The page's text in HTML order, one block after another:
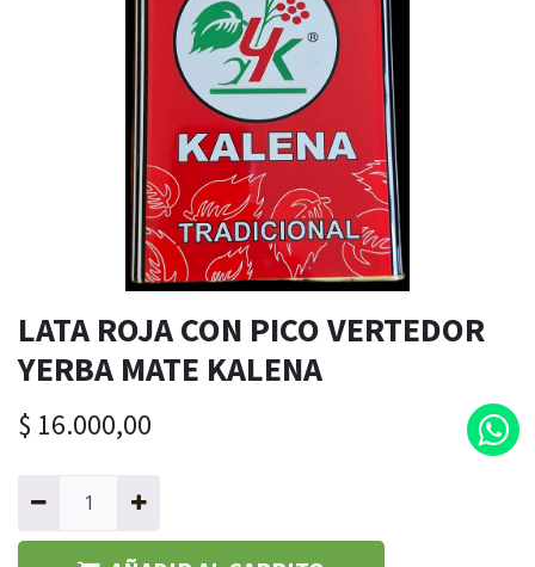
LATA ROJA CON PICO VERTEDOR
YERBA MATE KALENA
$ 16.000,00